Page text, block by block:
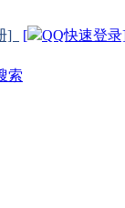
] [ QQ快速登
索